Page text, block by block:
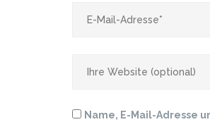
Name, E-Mail-Adresse